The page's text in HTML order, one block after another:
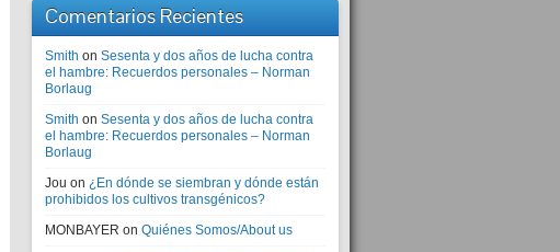
Comentarios Recientes
Smith on Sesenta y dos años de lucha contra
el hambre: Recuerdos personales – Norman
Borlaug
Smith on Sesenta y dos años de lucha contra
el hambre: Recuerdos personales – Norman
Borlaug
Jou on ¿En dónde se siembran y dónde están
prohibidos los cultivos transgénicos?
MONBAYER on Quiénes Somos/About us